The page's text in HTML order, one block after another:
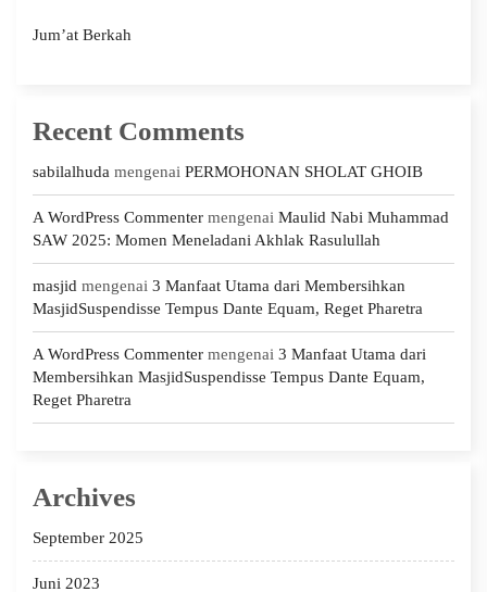
Jum’at Berkah
Recent Comments
sabilalhuda mengenai PERMOHONAN SHOLAT GHOIB
A WordPress Commenter mengenai Maulid Nabi Muhammad
SAW 2025: Momen Meneladani Akhlak Rasulullah
masjid mengenai 3 Manfaat Utama dari Membersihkan
MasjidSuspendisse Tempus Dante Equam, Reget Pharetra
A WordPress Commenter mengenai 3 Manfaat Utama dari
Membersihkan MasjidSuspendisse Tempus Dante Equam,
Reget Pharetra
Archives
September 2025
Juni 2023